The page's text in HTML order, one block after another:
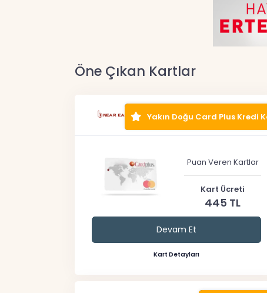
Öne Çıkan Kartlar
Yakın Doğu Card Plus Kredi
Puan Veren Kartlar
Kart Ücreti
445 TL
Devam Et
Kart Detayları